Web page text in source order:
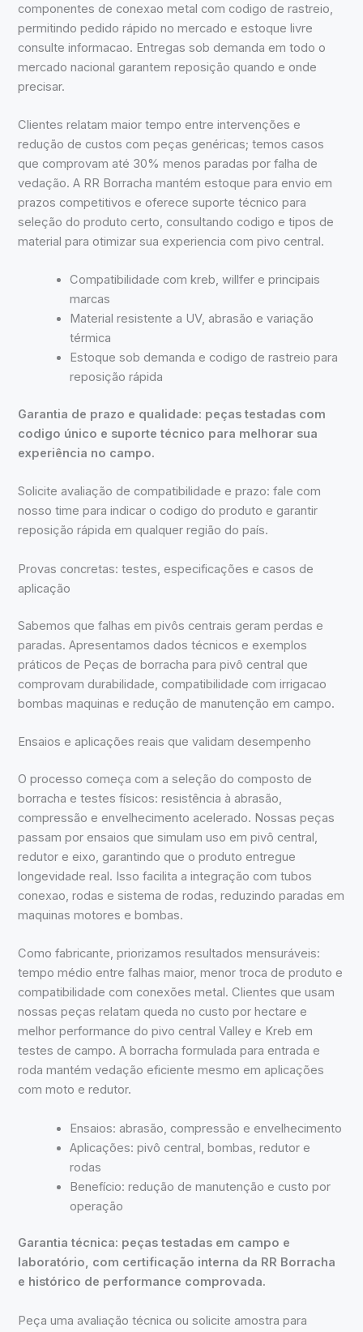
componentes de conexao metal com codigo de rastreio,
permitindo pedido rápido no mercado e estoque livre
consulte informacao. Entregas sob demanda em todo o
mercado nacional garantem reposição quando e onde
precisar.
Clientes relatam maior tempo entre intervenções e
redução de custos com peças genéricas; temos casos
que comprovam até 30% menos paradas por falha de
vedação. A RR Borracha mantém estoque para envio em
prazos competitivos e oferece suporte técnico para
seleção do produto certo, consultando codigo e tipos de
material para otimizar sua experiencia com pivo central.
Compatibilidade com kreb, willfer e principais
marcas
Material resistente a UV, abrasão e variação
térmica
Estoque sob demanda e codigo de rastreio para
reposição rápida
Garantia de prazo e qualidade: peças testadas com
codigo único e suporte técnico para melhorar sua
experiência no campo.
Solicite avaliação de compatibilidade e prazo: fale com
nosso time para indicar o codigo do produto e garantir
reposição rápida em qualquer região do país.
Provas concretas: testes, especificações e casos de
aplicação
Sabemos que falhas em pivôs centrais geram perdas e
paradas. Apresentamos dados técnicos e exemplos
práticos de Peças de borracha para pivô central que
comprovam durabilidade, compatibilidade com irrigacao
bombas maquinas e redução de manutenção em campo.
Ensaios e aplicações reais que validam desempenho
O processo começa com a seleção do composto de
borracha e testes físicos: resistência à abrasão,
compressão e envelhecimento acelerado. Nossas peças
passam por ensaios que simulam uso em pivô central,
redutor e eixo, garantindo que o produto entregue
longevidade real. Isso facilita a integração com tubos
conexao, rodas e sistema de rodas, reduzindo paradas em
maquinas motores e bombas.
Como fabricante, priorizamos resultados mensuráveis:
tempo médio entre falhas maior, menor troca de produto e
compatibilidade com conexões metal. Clientes que usam
nossas peças relatam queda no custo por hectare e
melhor performance do pivo central Valley e Kreb em
testes de campo. A borracha formulada para entrada e
roda mantém vedação eficiente mesmo em aplicações
com moto e redutor.
Ensaios: abrasão, compressão e envelhecimento
Aplicações: pivô central, bombas, redutor e
rodas
Benefício: redução de manutenção e custo por
operação
Garantia técnica: peças testadas em campo e
laboratório, com certificação interna da RR Borracha
e histórico de performance comprovada.
Peça uma avaliação técnica ou solicite amostra para